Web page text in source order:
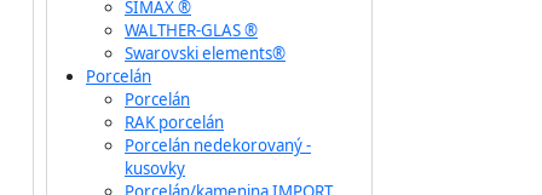
SIMAX ®
WALTHER-GLAS ®
Swarovski elements®
Porcelán
Porcelán
RAK porcelán
Porcelán nedekorovaný -
kusovky